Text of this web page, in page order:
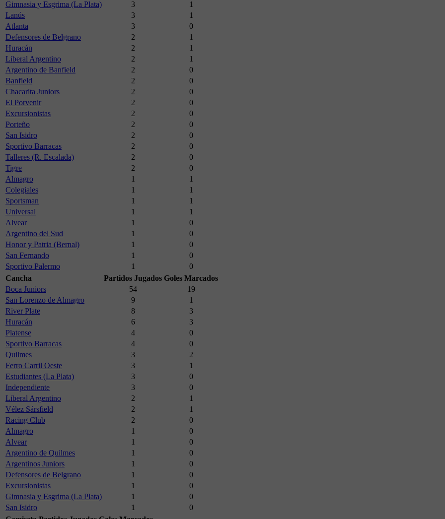
Gimnasia y Esgrima (La Plata)
3
1
Lanús
3
1
Atlanta
3
0
Defensores de Belgrano
2
1
Huracán
2
1
Liberal Argentino
2
1
Argentino de Banfield
2
0
Banfield
2
0
Chacarita Juniors
2
0
El Porvenir
2
0
Excursionistas
2
0
Porteño
2
0
San Isidro
2
0
Sportivo Barracas
2
0
Talleres (R. Escalada)
2
0
Tigre
2
0
Almagro
1
1
Colegiales
1
1
Sportsman
1
1
Universal
1
1
Alvear
1
0
Argentino del Sud
1
0
Honor y Patria (Bernal)
1
0
San Fernando
1
0
Sportivo Palermo
1
0
Cancha
Partidos Jugados Goles Marcados
Boca Juniors
54
19
San Lorenzo de Almagro
9
1
River Plate
8
3
Huracán
6
3
Platense
4
0
Sportivo Barracas
4
0
Quilmes
3
2
Ferro Carril Oeste
3
1
Estudiantes (La Plata)
3
0
Independiente
3
0
Liberal Argentino
2
1
Vélez Sársfield
2
1
Racing Club
2
0
Almagro
1
0
Alvear
1
0
Argentino de Quilmes
1
0
Argentinos Juniors
1
0
Defensores de Belgrano
1
0
Excursionistas
1
0
Gimnasia y Esgrima (La Plata)
1
0
San Isidro
1
0